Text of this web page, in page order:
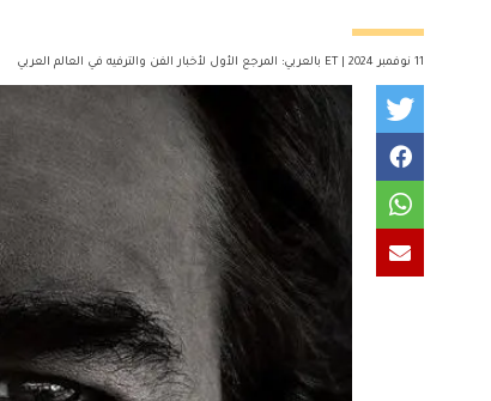
11 نوفمبر 2024 | ET بالعربي: المرجع الأول لأخبار الفن والترفيه في العالم العربي